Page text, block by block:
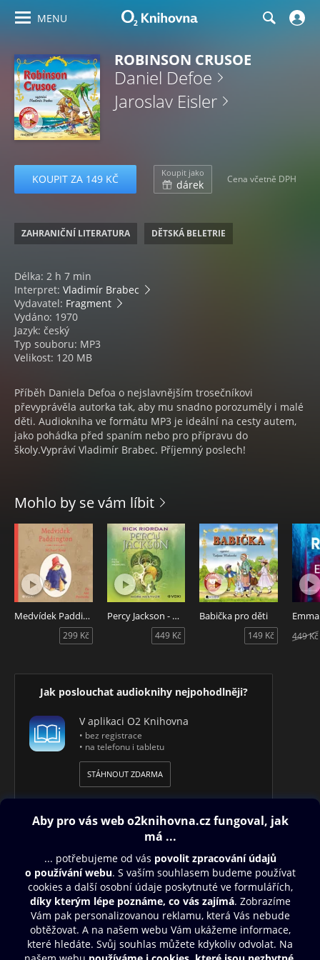
MENU
ROBINSON CRUSOE
Daniel Defoe
Jaroslav Eisler
KOUPIT ZA 149 KČ Koupit jako
dárek Cena včetně DPH
ZAHRANIČNÍ LITERATURA DĚTSKÁ BELETRIE
Délka: 2 h 7 min
Interpret: Vladimír Brabec
Vydavatel: Fragment
Vydáno: 1970
Jazyk: český
Typ souboru: MP3
Velikost: 120 MB
Příběh Daniela Defoa o nejslavnějším trosečníkovi
převyprávěla autorka tak, aby mu snadno porozuměly i malé
děti. Audiokniha ve formátu MP3 je ideální na cesty autem,
jako pohádka před spaním nebo pro přípravu do
školy.Vypráví Vladimír Brabec. Příjemný poslech!
Mohlo by se vám líbit
Medvídek Paddington
299 Kč
Percy Jackson - Moře nestvůr
449 Kč
Babička pro děti
149 Kč
Emma
449 Kč
Jak poslouchat audioknihy nejpohodlněji?
V aplikaci O2 Knihovna
• bez registrace
• na telefonu i tabletu
STÁHNOUT ZDARMA
Obsah ke stažení
Moje O2 Knihovna
Další zábava